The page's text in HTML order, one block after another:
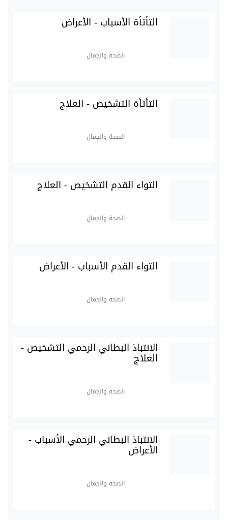
التأتأة الأسباب - الأعراض
الصحة والجمال
التأتأة التشخيص - العلاج
الصحة والجمال
التواء القدم التشخيص - العلاج
الصحة والجمال
التواء القدم الأسباب - الأعراض
الصحة والجمال
الانتباذ البطاني الرحمي التشخيص -
العلاج
الصحة والجمال
الانتباذ البطاني الرحمي الأسباب -
الأعراض
الصحة والجمال